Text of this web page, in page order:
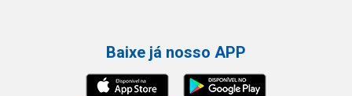
Baixe já nosso APP